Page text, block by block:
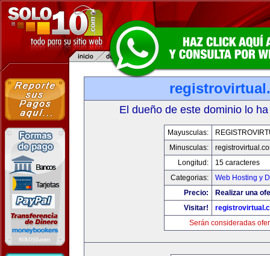
El dueño de este dominio lo
Mayusculas:
Minusculas:
Longitud:
15 caracteres
Categorias:
Web Hosting y
Precio:
Realizar una
Visitar!
Serán consideradas